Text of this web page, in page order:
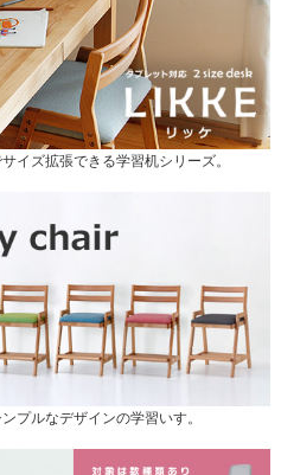
イズ拡張できる学習机シリーズ。
プルなデザインの学習いす。